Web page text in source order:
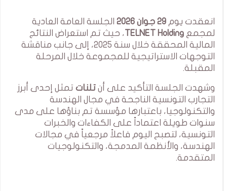
انعقدت يوم 29 جوان 2026
الجلسة العامة العادية
لمجمع TELNET Holding، حيث تم استعراض النتائج
المالية المحققة خلال سنة 2025، إلى جانب مناقشة
التوجهات الاستراتيجية للمجموعة خلال المرحلة
المقبلة.
وشهدت الجلسة التأكيد على أن تلنات تمثل إحدى أبرز
التجارب التونسية الناجحة في مجال الهندسة
والتكنولوجيا، باعتبارها مؤسسة تم بناؤها على مدى
سنوات طويلة اعتماداً على الكفاءات والخبرات
التونسية، لتصبح اليوم فاعلاً مرجعياً في مجالات
الهندسة، والأنظمة المدمجة، والتكنولوجيات
المتقدمة.